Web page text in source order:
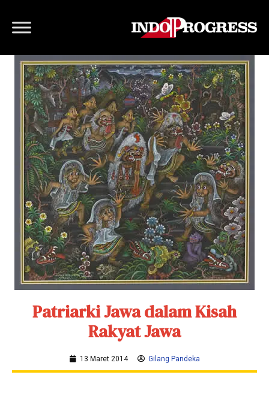
Patriarki Jawa dalam Kisah
Rakyat Jawa
13 Maret 2014 Gilang Pandeka